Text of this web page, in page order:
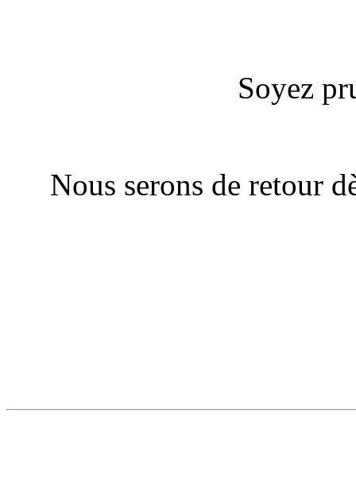
Soyez
Nous serons de retour